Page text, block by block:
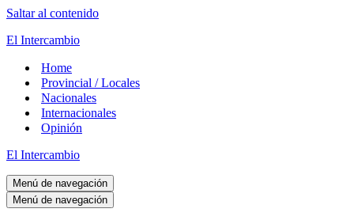
Saltar al contenido
El Intercambio
Home
Provincial / Locales
Nacionales
Internacionales
Opinión
El Intercambio
Menú de navegación
Menú de navegación